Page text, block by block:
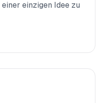
einzigen Idee zu